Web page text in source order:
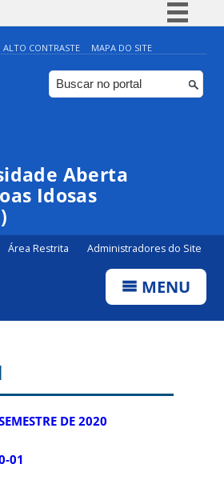
Simplifique!
Comunica BR
Participe
Canais
ALTO CONTRASTE MAPA DO SITE
Aberta
Idosas
Área Restrita Administradores do Site
MENU
DE 2020
01